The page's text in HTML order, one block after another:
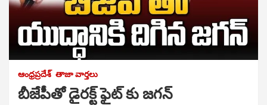
ఆంధ్రప్రదేశ్ తాజా వార్తలు
బీజేపీతో డైరక్ట్ ఫైట్ కు జగన్